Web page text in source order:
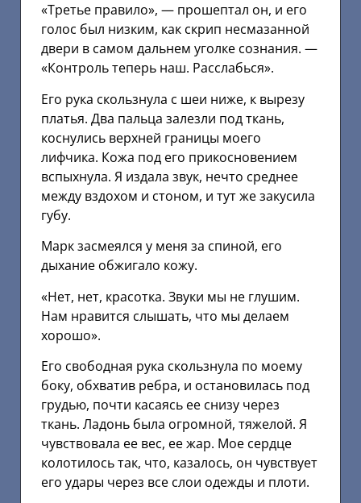
«Третье правило», — прошептал он, и его
голос был низким, как скрип несмазанной
двери в самом дальнем уголке сознания. —
«Контроль теперь наш. Расслабься».
Его рука скользнула с шеи ниже, к вырезу
платья. Два пальца залезли под ткань,
коснулись верхней границы моего
лифчика. Кожа под его прикосновением
вспыхнула. Я издала звук, нечто среднее
между вздохом и стоном, и тут же закусила
губу.
Марк засмеялся у меня за спиной, его
дыхание обжигало кожу.
«Нет, нет, красотка. Звуки мы не глушим.
Нам нравится слышать, что мы делаем
хорошо».
Его свободная рука скользнула по моему
боку, обхватив ребра, и остановилась под
грудью, почти касаясь ее снизу через
ткань. Ладонь была огромной, тяжелой. Я
чувствовала ее вес, ее жар. Мое сердце
колотилось так, что, казалось, он чувствует
его удары через все слои одежды и плоти.